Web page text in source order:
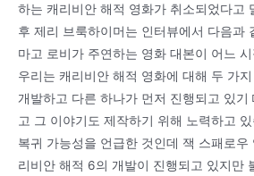
하는 캐리비안 해적 영화가 취소되었다고
후 제리 브룩하이머는 인터뷰에서 다음과
마고 로비가 주연하는 영화 대본이 어느
우리는 캐리비안 해적 영화에 대해 두 가
개발하고 다른 하나가 먼저 진행되고 있기
고 그 이야기도 제작하기 위해 노력하고
복귀 가능성을 언급한 것인데 잭 스패로우
리비안 해적 6의 개발이 진행되고 있지만